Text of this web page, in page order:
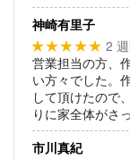
神崎有里子
★★★★★ 2
営業担当の方、
い方々でした。
して頂けたので
りに家全体がさ
市川真紀